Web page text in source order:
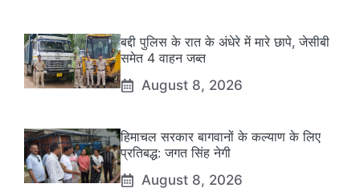
बद्दी पुलिस के रात के अंधेरे में मारे छापे, जेसीबी
समेत 4 वाहन जब्त
August 8, 2026
हिमाचल सरकार बागवानों के कल्याण के लिए
प्रतिबद्ध: जगत सिंह नेगी
August 8, 2026